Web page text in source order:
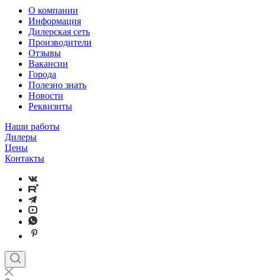
О компании
Информация
Дилерская сеть
Производители
Отзывы
Вакансии
Города
Полезно знать
Новости
Реквизиты
Наши работы
Дилеры
Цены
Контакты